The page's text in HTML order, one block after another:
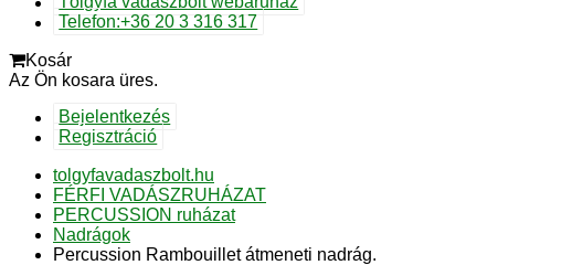
Telefon:+36 20 3 316 317
Kosár
Az Ön kosara üres.
Bejelentkezés
Regisztráció
tolgyfavadaszbolt.hu
FÉRFI VADÁSZRUHÁZAT
PERCUSSION ruházat
Nadrágok
Percussion Rambouillet átmeneti nadrág.